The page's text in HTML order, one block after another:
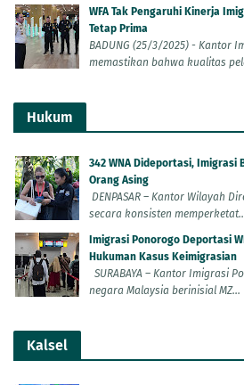
WFA Tak Pengaruhi Kinerja
Tetap Prima
BADUNG (25/3/2025) - Kantor
memastikan bahwa kualitas
Hukum
342 WNA Dideportasi, Imigrasi
Orang Asing
DENPASAR – Kantor Wilayah
secara konsisten
Imigrasi Ponorogo Deportasi
Hukuman Kasus Keimigrasian
SURABAYA – Kantor Imigrasi
negara Malaysia berinisial MZ...
Kalsel